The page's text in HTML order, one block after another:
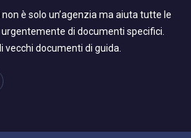
è solo un’agenzia ma aiuta tutte le
di documenti specifici.
vecchi documenti di guida.